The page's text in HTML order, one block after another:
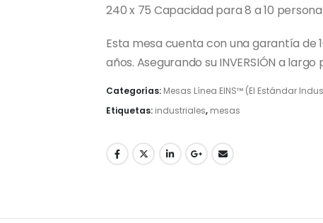
240 x 75 Capacidad para 8 a 10
Esta mesa cuenta con una garantía de
años. Asegurando su INVERSIÓN a largo
Categorías: Mesas Línea EINS™ (El Estándar
Etiquetas: industriales, mesas